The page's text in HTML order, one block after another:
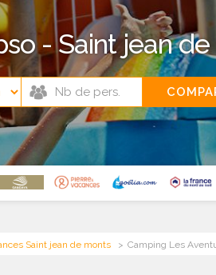
- Saint jean
Saint jean de monts Camping Les